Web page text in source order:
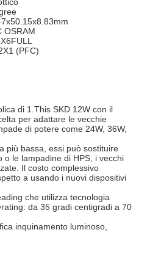
OSRAM
(PFC)
di 1.This SKD 12W con il
per adattare le vecchie
di potere come 24W, 36W,
più bassa, essi può sostituire
o le lampadine di HPS, i vecchi
Il costo complessivo
a usando i nuovi dispositivi
che utilizza tecnologia
da 35 gradi centigradi a 70
inquinamento luminoso,